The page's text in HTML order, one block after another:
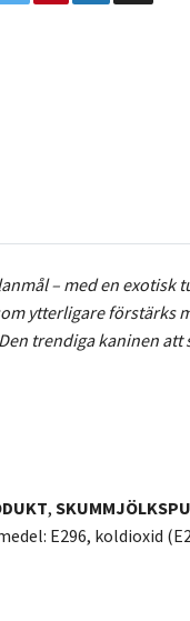
– med en exotisk
ytterligare förstärks
trendiga kaninen
,
E296, koldioxid